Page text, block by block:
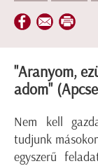
"Aranyom,
adom"
Nem kell
tudjunk
egyszerű